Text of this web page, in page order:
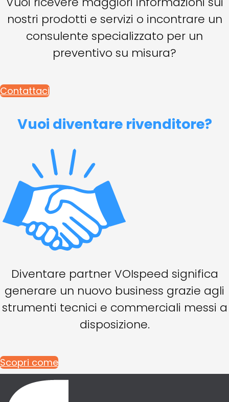
nostri prodotti e servizi o incontrare un
consulente specializzato per un
preventivo su misura?
Contattaci
Vuoi diventare rivenditore?
Diventare partner VOIspeed significa
generare un nuovo business grazie agli
strumenti tecnici e commerciali messi a
disposizione.
Scopri come